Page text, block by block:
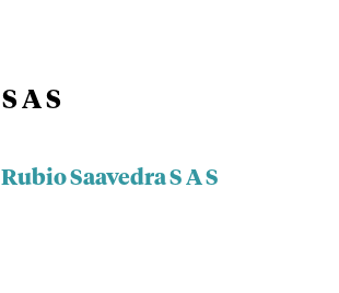
A S
Saavedra S A S